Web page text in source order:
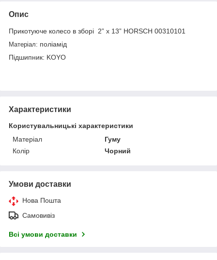
Опис
Прикотуюче колесо в зборі 2” x 13” HORSCH 00310101
Матеріал: поліамід
Підшипник: KOYO
Характеристики
Користувальницькі характеристики
Матеріал
Гуму
Колір
Чорний
Умови доставки
Нова Пошта
Самовивіз
Всі умови доставки